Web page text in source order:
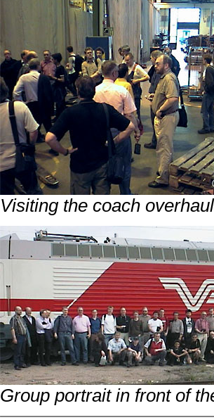
Visiting the coach
Group portrait in front of